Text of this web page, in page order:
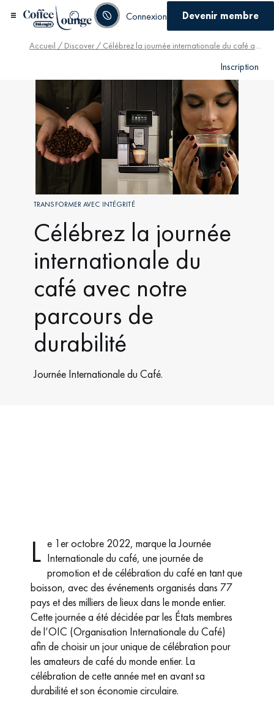
Connexion Devenir membre
Inscription
Accueil / Discover / Célébrez la journée internationale du café avec notre parcours de durabilité
TRANSFORMER AVEC INTÉGRITÉ
Célébrez la journée
internationale du
café avec notre
parcours de
durabilité
Journée Internationale du Café.
L e 1er octobre 2022, marque la Journée
Internationale du café, une journée de
promotion et de célébration du café en tant que
boisson, avec des événements organisés dans 77
pays et des milliers de lieux dans le monde entier.
Cette journée a été décidée par les États membres
de l’OIC (Organisation Internationale du Café)
afin de choisir un jour unique de célébration pour
les amateurs de café du monde entier. La
célébration de cette année met en avant sa
durabilité et son économie circulaire.